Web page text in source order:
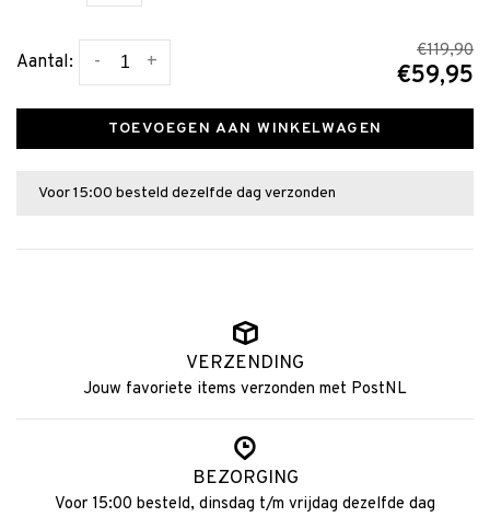
Aantal: +
-
€119,90
€59,95
TOEVOEGEN AAN WINKELWAGEN
Voor 15:00 besteld dezelfde dag verzonden
VERZENDING
Jouw favoriete items verzonden met PostNL
BEZORGING
Voor 15:00 besteld, dinsdag t/m vrijdag dezelfde dag